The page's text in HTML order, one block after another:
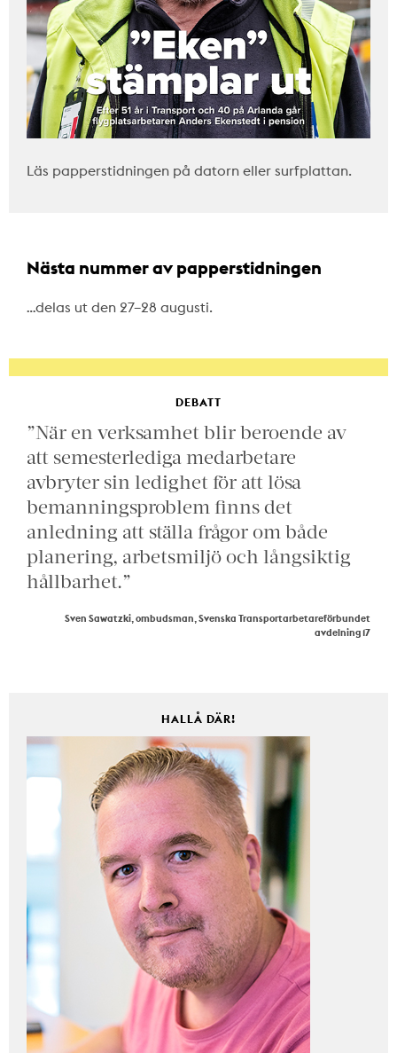
Läs papperstidningen på datorn eller surfplattan.
Nästa nummer av papperstidningen
…delas ut den 27–28 augusti.
DEBATT
”När en verksamhet blir beroende av
att semesterlediga medarbetare
avbryter sin ledighet för att lösa
bemanningsproblem finns det
anledning att ställa frågor om både
planering, arbetsmiljö och långsiktig
hållbarhet.”
Sven Sawatzki, ombudsman, Svenska Transportarbetareförbundet
avdelning 17
HALLÅ DÄR!